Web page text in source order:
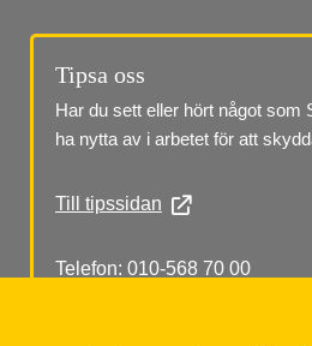
Tipsa oss
Har du sett eller hört något som
ha nytta av i arbetet för att
Till tipssidan
Telefon: 010-568 70 00